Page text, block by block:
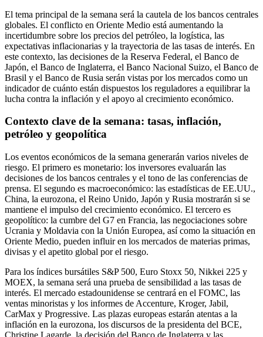
El tema principal de la semana será la cautela de los bancos centrales
globales. El conflicto en Oriente Medio está aumentando la
incertidumbre sobre los precios del petróleo, la logística, las
expectativas inflacionarias y la trayectoria de las tasas de interés. En
este contexto, las decisiones de la Reserva Federal, el Banco de
Japón, el Banco de Inglaterra, el Banco Nacional Suizo, el Banco de
Brasil y el Banco de Rusia serán vistas por los mercados como un
indicador de cuánto están dispuestos los reguladores a equilibrar la
lucha contra la inflación y el apoyo al crecimiento económico.
Contexto clave de la semana: tasas, inflación,
petróleo y geopolítica
Los eventos económicos de la semana generarán varios niveles de
riesgo. El primero es monetario: los inversores evaluarán las
decisiones de los bancos centrales y el tono de las conferencias de
prensa. El segundo es macroeconómico: las estadísticas de EE.UU.,
China, la eurozona, el Reino Unido, Japón y Rusia mostrarán si se
mantiene el impulso del crecimiento económico. El tercero es
geopolítico: la cumbre del G7 en Francia, las negociaciones sobre
Ucrania y Moldavia con la Unión Europea, así como la situación en
Oriente Medio, pueden influir en los mercados de materias primas,
divisas y el apetito global por el riesgo.
Para los índices bursátiles S&P 500, Euro Stoxx 50, Nikkei 225 y
MOEX, la semana será una prueba de sensibilidad a las tasas de
interés. El mercado estadounidense se centrará en el FOMC, las
ventas minoristas y los informes de Accenture, Kroger, Jabil,
CarMax y Progressive. Las plazas europeas estarán atentas a la
inflación en la eurozona, los discursos de la presidenta del BCE,